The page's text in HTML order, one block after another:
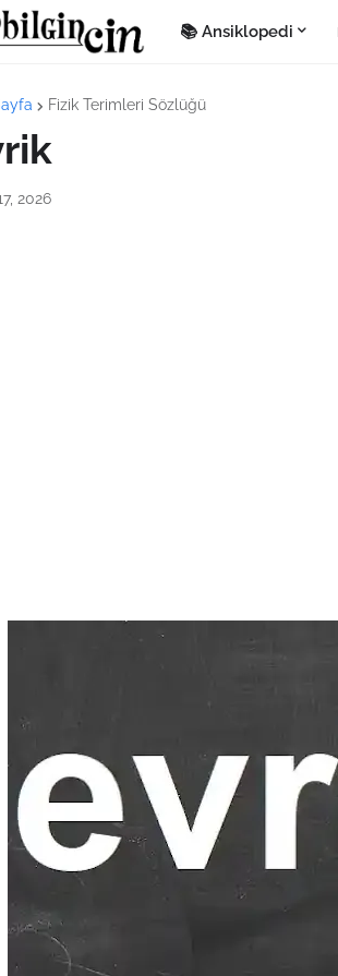
📚 Ansiklopedi
Fizik Terimleri Sözlüğü
2026